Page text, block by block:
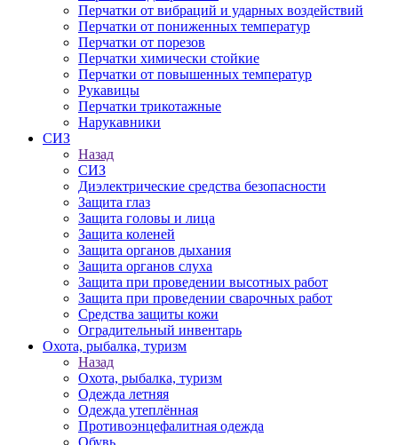
Перчатки от вибраций и ударных воздействий
Перчатки от пониженных температур
Перчатки от порезов
Перчатки химически стойкие
Перчатки от повышенных температур
Рукавицы
Перчатки трикотажные
Нарукавники
СИЗ
Назад
СИЗ
Диэлектрические средства безопасности
Защита глаз
Защита головы и лица
Защита коленей
Защита органов дыхания
Защита органов слуха
Защита при проведении высотных работ
Защита при проведении сварочных работ
Средства защиты кожи
Оградительный инвентарь
Охота, рыбалка, туризм
Назад
Охота, рыбалка, туризм
Одежда летняя
Одежда утеплённая
Противоэнцефалитная одежда
Обувь